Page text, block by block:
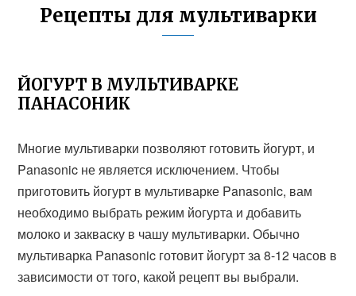
Рецепты для мультиварки
ЙОГУРТ В МУЛЬТИВАРКЕ
ПАНАСОНИК
Многие мультиварки позволяют готовить йогурт, и
Panasonic не является исключением. Чтобы
приготовить йогурт в мультиварке Panasonic, вам
необходимо выбрать режим йогурта и добавить
молоко и закваску в чашу мультиварки. Обычно
мультиварка Panasonic готовит йогурт за 8-12 часов в
зависимости от того, какой рецепт вы выбрали.